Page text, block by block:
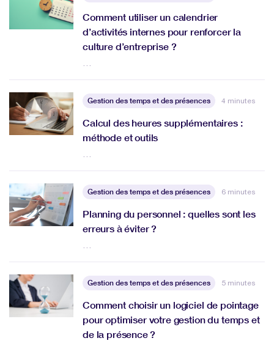
Comment utiliser un calendrier
d’activités internes pour renforcer la
culture d’entreprise ?
Gestion des temps et des présences 4 minutes
Calcul des heures supplémentaires :
méthode et outils
Gestion des temps et des présences 6 minutes
Planning du personnel : quelles sont les
erreurs à éviter ?
Gestion des temps et des présences 5 minutes
Comment choisir un logiciel de pointage
pour optimiser votre gestion du temps et
de la présence ?